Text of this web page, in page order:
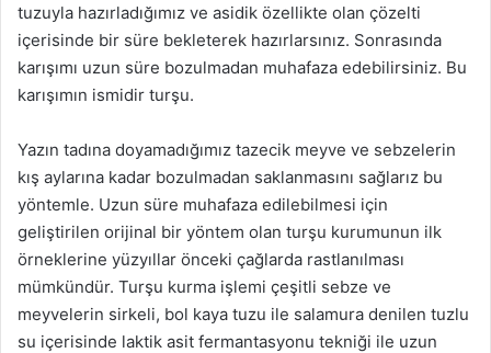
tuzuyla hazırladığımız ve asidik özellikte olan çözelti
içerisinde bir süre bekleterek hazırlarsınız. Sonrasında
karışımı uzun süre bozulmadan muhafaza edebilirsiniz. Bu
karışımın ismidir turşu.
Yazın tadına doyamadığımız tazecik meyve ve sebzelerin
kış aylarına kadar bozulmadan saklanmasını sağlarız bu
yöntemle. Uzun süre muhafaza edilebilmesi için
geliştirilen orijinal bir yöntem olan turşu kurumunun ilk
örneklerine yüzyıllar önceki çağlarda rastlanılması
mümkündür. Turşu kurma işlemi çeşitli sebze ve
meyvelerin sirkeli, bol kaya tuzu ile salamura denilen tuzlu
su içerisinde laktik asit fermantasyonu tekniği ile uzun